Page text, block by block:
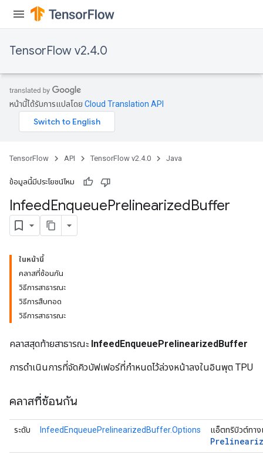
TensorFlow v2.4.0
หน้านี้ได้รับการแปลโดย Cloud Translation API
TensorFlow API TensorFlow v2.4.0 Java
ข้อมูลนี้มีประโยชน์ไหม
InfeedEnqueuePrelinearizedBuffer
ในหน้านี้
คลาสที่ซ้อนกัน
วิธีการสาธารณะ
วิธีการสืบทอด
วิธีการสาธารณะ
คลาสสุดท้ายสาธารณะ InfeedEnqueuePrelinearizedBuffer
การดำเนินการที่จัดคิวบัฟเฟอร์ที่กำหนดไว้ล่วงหน้าลงในอินพุต TPU
คลาสที่ซ้อนกัน
ระดับ InfeedEnqueuePrelinearizedBuffer.Options แอ็ตทริบิวต์ทา